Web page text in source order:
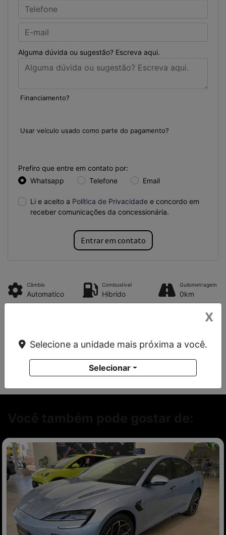
Alguma dúvida ou sugestão? Escreva aqui.
Financiamento?
Usar veículo usado como parte do pagamento?
Prefiro que entre em contato por:
Whatsapp
Telefone Email
Li e aceito a Política de Privacidade e concordo em
receber comunicações da concessionária.
Entrar em contato
Câmbio
Automatico
Combustível
Hibrido
Quilometragem
0km
X
Selecione a unidade mais próxima a você.
Selecionar